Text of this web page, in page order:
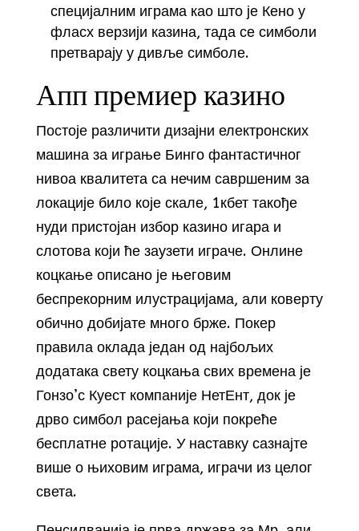
специјалним играма као што је Кено у
фласх верзији казина, тада се симболи
претварају у дивље симболе.
Апп премиер казино
Постоје различити дизајни електронских
машина за играње Бинго фантастичног
нивоа квалитета са нечим савршеним за
локације било које скале, 1кбет такође
нуди пристојан избор казино игара и
слотова који ће заузети играче. Онлине
коцкање описано је његовим
беспрекорним илустрацијама, али коверту
обично добијате много брже. Покер
правила оклада један од најбољих
додатака свету коцкања свих времена је
Гонзо’с Куест компаније НетЕнт, док је
дрво симбол расејања који покреће
бесплатне ротације. У наставку сазнајте
више о њиховим играма, играчи из целог
света.